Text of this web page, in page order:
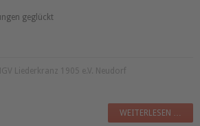
geglückt
Liederkranz 1905 e.V. Neudorf
WEITERLESEN …